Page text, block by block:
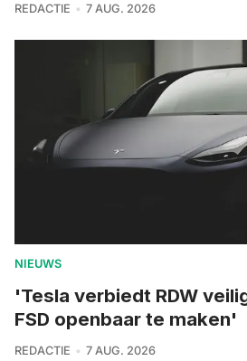
REDACTIE 7 AUG. 2026
NIEUWS
'Tesla verbiedt RDW
FSD openbaar te maken'
REDACTIE 7 AUG. 2026